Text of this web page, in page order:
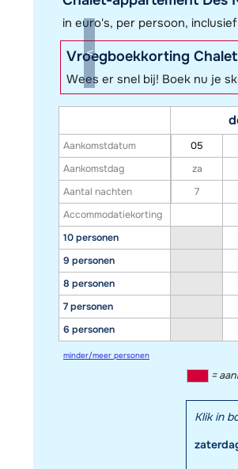
in euro's, per persoon,
Vroegboekkorting
Wees er snel bij! Boek nu je
Aankomstdatum
Aankomstdag
Aantal nachten
Accommodatiekorting
10 personen
9 personen
8 personen
7 personen
6 personen
05
za
7
minder/meer personen
=
Klik in